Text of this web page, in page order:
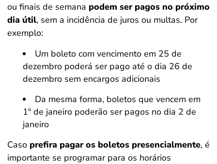
ou finais de semana podem ser pagos no próximo
dia útil, sem a incidência de juros ou multas. Por
exemplo:
Um boleto com vencimento em 25 de
dezembro poderá ser pago até o dia 26 de
dezembro sem encargos adicionais
Da mesma forma, boletos que vencem em
1º de janeiro poderão ser pagos no dia 2 de
janeiro
Caso prefira pagar os boletos presencialmente, é
importante se programar para os horários